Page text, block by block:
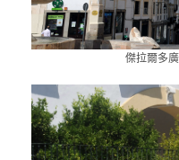
傑拉爾多